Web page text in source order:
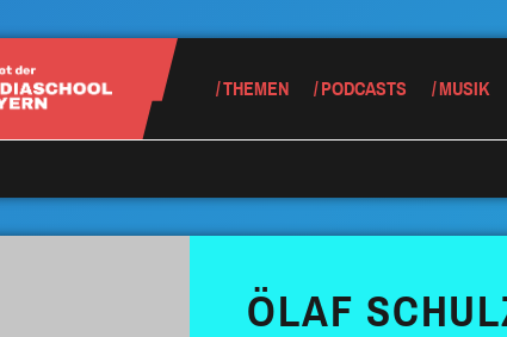
THEMEN PODCASTS MUSIK
ÖLAF